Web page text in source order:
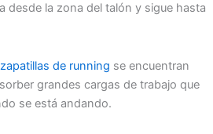
desde la zona del talón y sigue hasta
zapatillas de running se encuentran
grandes cargas de trabajo que
se está andando.